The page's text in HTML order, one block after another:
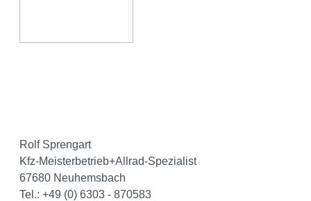
Rolf Sprengart
Kfz-Meisterbetrieb+Allrad-Spezialist
67680 Neuhemsbach
Tel.: +49 (0) 6303 - 870583